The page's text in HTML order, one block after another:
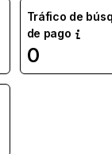
Tráfico de
de pago
0